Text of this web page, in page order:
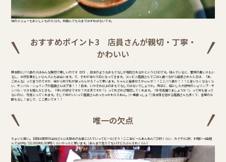
他のメニューもおいしいものだらけ。何頼んでも今まではずれはないです。
おすすめポイント3 店員さんが親切・丁寧・
かわいい
基本的にバリ島の人はみんな親切で優しいのです【が】、日本のようなおもてなしが毎回されるかというとNOです。住んでいると、愛想の悪い人もい
るし、全然仕事をしいひん人にも出会います。で、それが当たり前になってきます。 コンビニ店員さんでごはん食べながら接客されたときは、「あ、
ごめんな」って言うのですが、後から何で私が謝ったんやろ？って思います。ちゃんと接客せえやｗｗ が！！ここバリ島か！！！と言いたくなるくら
い、サンバル・シュリンプの店員さんは丁寧！！！日本、いやそれ以上のおもてなしではないでしょうか。 先ほど、紹介した大好物のシュリンプ・サ
ンバル・マタを頼んだときも、「辛いの好きですか？大丈夫ですか？」ってわざわざ確認してくれます。「お写真撮りましょうか？」って何も言って
ないのに、写真とってくれます。そして何がいいって店員さんめっちゃかわええねん。(←重要っしょ？) 日本語を話せる店員さんも多くて、言葉の心
配もなし！まじで、ここ良いです！！
唯一の欠点
ちょいと高い。 前回は某旅行会社さんにお勤めの友達と2人でいってビール(そう！ここ生ビールあんねん♡)5杯くらい、カクテル2杯、料理3～4品頼
んで合計Rp.720,000(約6,000円)くらいやったと思います。(あんまり覚えてないけどたぶんそれくらい)